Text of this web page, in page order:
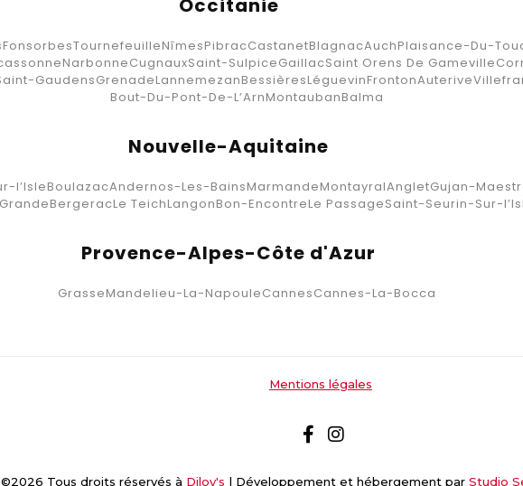
Occitanie
FonsorbesTournefeuilleNîmesPibracCastanetBlagnacAuchPlaisance-Du-
NarbonneCugnauxSaint-SulpiceGaillacSaint Orens De Gameville
GaudensGrenadeLannemezanBessièresLéguevinFrontonAuterive
Bout-Du-Pont-De-L’ArnMontaubanBalma
Nouvelle-Aquitaine
l’IsleBoulazacAndernos-Les-BainsMarmandeMontayralAngletGujan-
BergeracLe TeichLangonBon-EncontreLe PassageSaint-Seurin-Sur-
Provence-Alpes-Côte d'Azur
GrasseMandelieu-La-NapouleCannesCannes-La-Bocca
©2026 Tous droits réservés à Diloy's | Développement et hébergement par Studio
Mentions légales